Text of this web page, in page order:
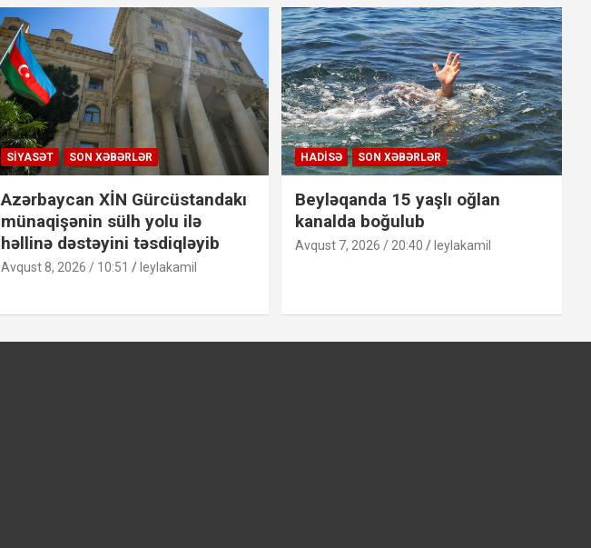
SIYASƏT SON XƏBƏRLƏR
Azərbaycan XİN Gürcüstandakı
münaqişənin sülh yolu ilə
həllinə dəstəyini təsdiqləyib
Avqust 8, 2026 / 10:51 leylakamil
HADISƏ SON XƏBƏRLƏR
Beyləqanda 15 yaşlı oğlan
kanalda boğulub
Avqust 7, 2026 / 20:40 leylakamil